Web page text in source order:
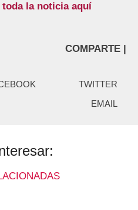
toda la noticia aquí
COMPARTE |
TWITTER
EMAIL